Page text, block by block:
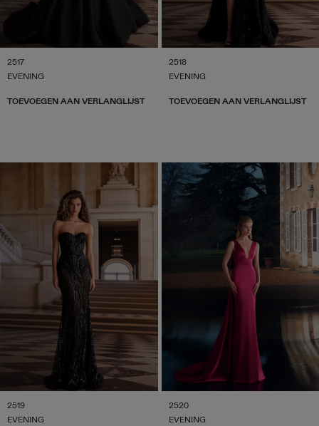
2517
EVENING
TOEVOEGEN AAN VERLANGLIJST
2518
EVENING
TOEVOEGEN AAN VERLANGLIJST
2519
EVENING
2520
EVENING